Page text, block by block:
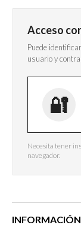
Acceso
Puede
usuario y
Necesita tener
navegador.
INFORMACIÓN